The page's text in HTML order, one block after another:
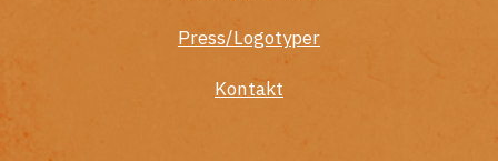
Press/Logotyper
Kontakt